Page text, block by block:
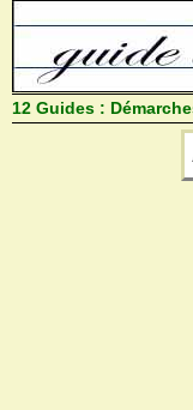
12 Guides :